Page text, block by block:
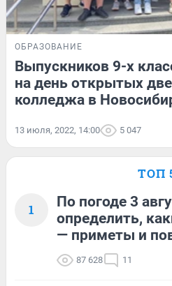
ОБРАЗОВАНИЕ
Выпускников 9-х
на день открытых
колледжа в
13 июля, 2022, 14:00 5 047
ТОП
1
По погоде 3
определить,
— приметы и
87 628 11